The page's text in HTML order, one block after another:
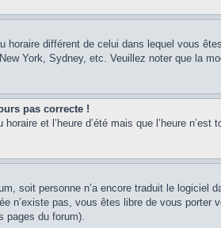
horaire différent de celui dans lequel vous
York, Sydney, etc. Veuillez noter que la
pas correcte !
et l’heure d’été mais que l’heure
soit personne n’a encore traduit le
n’existe pas, vous êtes libre de vous
pages du forum).